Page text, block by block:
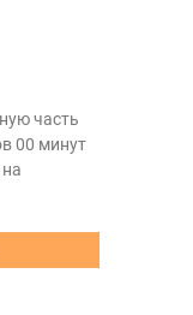
часть
00 минут